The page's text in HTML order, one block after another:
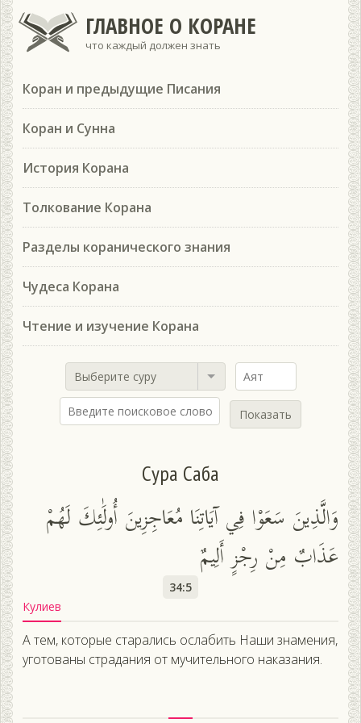
ГЛАВНОЕ О КОРАНЕ
что каждый должен знать
Коран и предыдущие Писания
Коран и Сунна
История Корана
Толкование Корана
Разделы коранического знания
Чудеса Корана
Чтение и изучение Корана
Выберите суру
Показать
Сура Саба
وَالَّذِينَ سَعَوْا فِي آيَاتِنَا مُعَاجِزِينَ أُولَٰئِكَ لَهُمْ
عَذَابٌ مِنْ رِجْزٍ أَلِيمٌ
34:5
Кулиев
А тем, которые старались ослабить Наши знамения,
уготованы страдания от мучительного наказания.